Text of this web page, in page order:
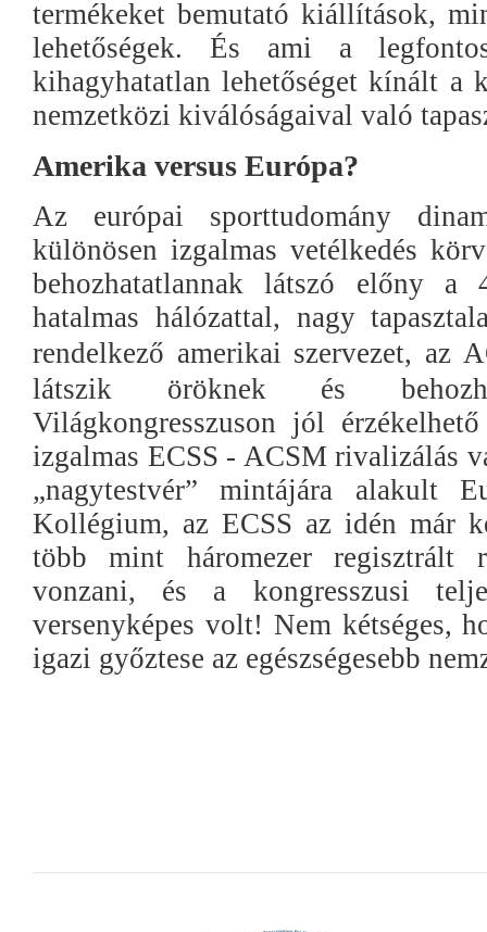
termékeket bemutató kiállítások,
lehetőségek. És ami a
kihagyhatatlan lehetőséget kínált a
nemzetközi kiválóságaival való
Amerika versus Európa?
Az európai sporttudomány
különösen izgalmas vetélkedés
behozhatatlannak látszó előny a
hatalmas hálózattal, nagy
rendelkező amerikai szervezet, az
látszik öröknek és
Világkongresszuson jól
izgalmas ECSS - ACSM rivalizálás
„nagytestvér” mintájára alakult
Kollégium, az ECSS az idén már
több mint háromezer regisztrált
vonzani, és a kongresszusi
versenyképes volt! Nem kétséges,
igazi győztese az egészségesebb